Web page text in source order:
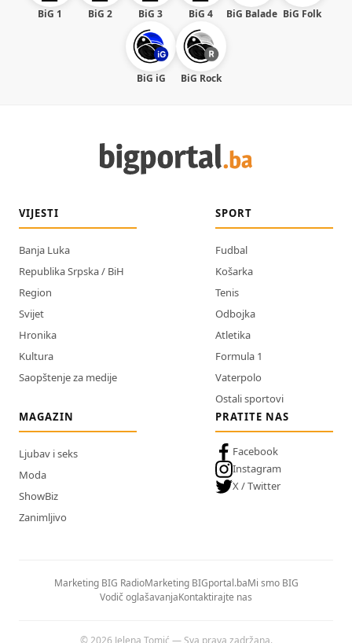
BiG 1 BiG 2 BiG 3 BiG 4 BiG Balade BiG Folk
BiG iG BiG Rock
VIJESTI
Banja Luka
Republika Srpska / BiH
Region
Svijet
Hronika
Kultura
Saopštenje za medije
SPORT
Fudbal
Košarka
Tenis
Odbojka
Atletika
Formula 1
Vaterpolo
Ostali sportovi
MAGAZIN
Ljubav i seks
Moda
ShowBiz
Zanimljivo
PRATITE NAS
Facebook
Instagram
X / Twitter
Marketing BIG RadioMarketing BIGportal.baMi smo BIG
Vodič oglašavanjaKontaktirajte nas
© 2026 Jelena Tomić — Sva prava zadržana.